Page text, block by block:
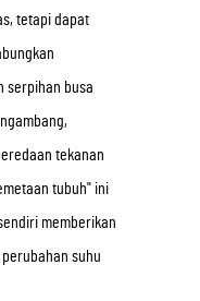
tetapi dapat
serpihan busa
tekanan
tubuh" ini
memberikan
suhu